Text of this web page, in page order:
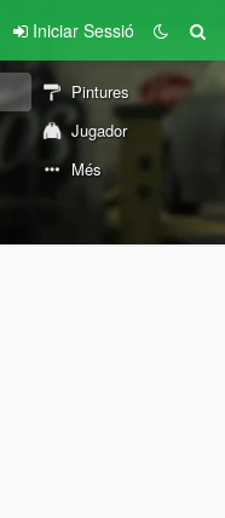
Iniciar Sessió
Pintures
Jugador
Més